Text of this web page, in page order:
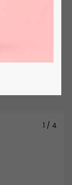
es más que
bien.
K-Beauty
gesto de
1 / 4